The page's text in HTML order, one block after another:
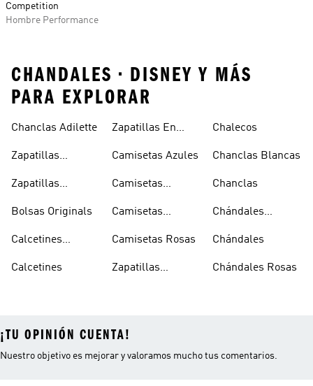
Competition
Hombre Performance
CHANDALES • DISNEY Y MÁS
PARA EXPLORAR
Chanclas Adilette
Zapatillas
Zapatillas
Blancas
Bolsas Originals
Calcetines
Blancos
Calcetines
Zapatillas En
Camisetas Azules
Camisetas
Camisetas
Camisetas Rosas
Zapatillas
Chalecos
Chanclas Blancas
Chanclas
Chándales
Chándales
Chándales Rosas
¡TU OPINIÓN CUENTA!
Nuestro objetivo es mejorar y valoramos mucho tus comentarios.